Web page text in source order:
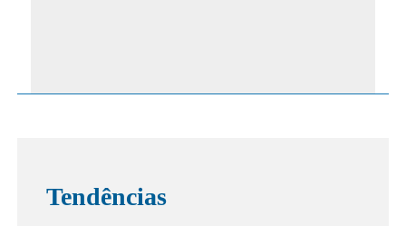
Tendências